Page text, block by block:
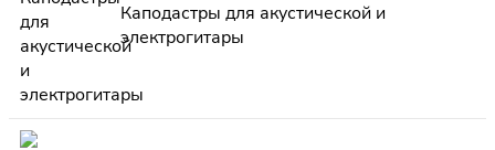
Каподастры для акустической и
электрогитары